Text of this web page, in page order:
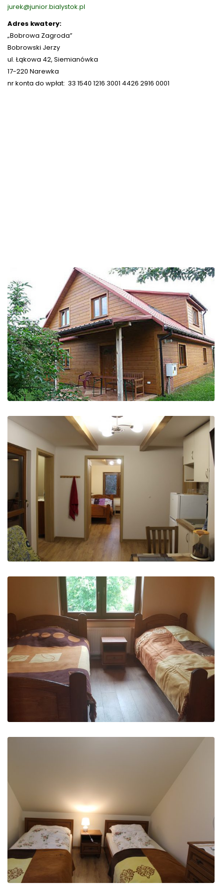
jurek@junior.bialystok.pl
Adres kwatery:
„Bobrowa Zagroda”
Bobrowski Jerzy
ul. Łąkowa 42, Siemianówka
17-220 Narewka
nr konta do wpłat: 33 1540 1216 3001 4426 2916 0001